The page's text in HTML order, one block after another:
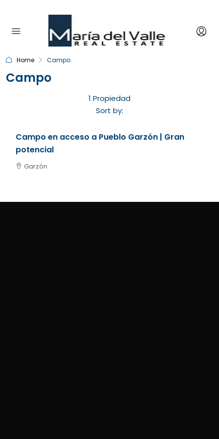
Home Campo
Campo
1 Propiedad
Sort by:
Campo en acceso a Pueblo Garzón | Gran
potencial
Garzón